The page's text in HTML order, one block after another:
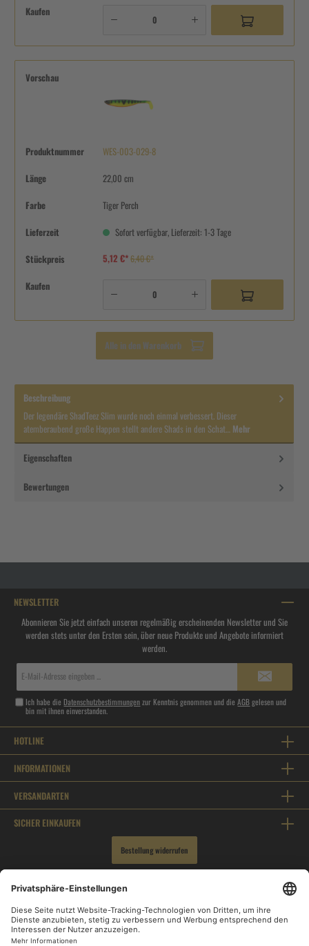
Kaufen
Vorschau
Produktnummer WES-003-029-8
Länge 22,00 cm
Farbe Tiger Perch
Lieferzeit Sofort verfügbar, Lieferzeit: 1-3 Tage
Stückpreis 5,12 €*6,40 €*
Kaufen
Alle in den Warenkorb
Beschreibung
Der legendäre ShadTeez Slim wurde noch einmal verbessert. Dieser
atemberaubend große Happen stellt andere Shads in den Schat… Mehr
Eigenschaften
Bewertungen
NEWSLETTER
Abonnieren Sie jetzt einfach unseren regelmäßig erscheinenden Newsletter und Sie
werden stets unter den Ersten sein, über neue Produkte und Angebote informiert
werden.
Ich habe die Datenschutzbestimmungenzur Kenntnis genommen und dieAGBgelesen und
bin mit ihnen einverstanden.
HOTLINE
INFORMATIONEN
VERSANDARTEN
SICHER EINKAUFEN
Bestellung widerrufen